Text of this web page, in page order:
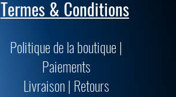
Termes & Conditions
Politique de la boutique |
Paiements
Livraison | Retours